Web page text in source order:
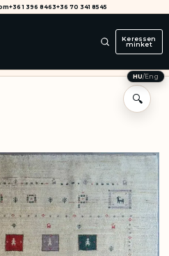
+36 1 396 8463+36 70 341 8545
Keressen
minket
HU/Eng
🔍